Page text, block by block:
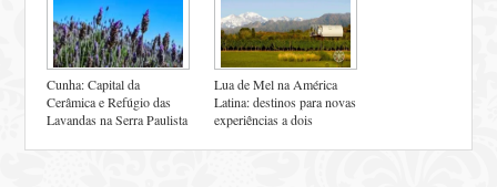
Cunha: Capital da
Cerâmica e Refúgio das
Lavandas na Serra Paulista
Lua de Mel na América
Latina: destinos para novas
experiências a dois